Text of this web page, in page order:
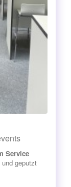
Service
geputzt